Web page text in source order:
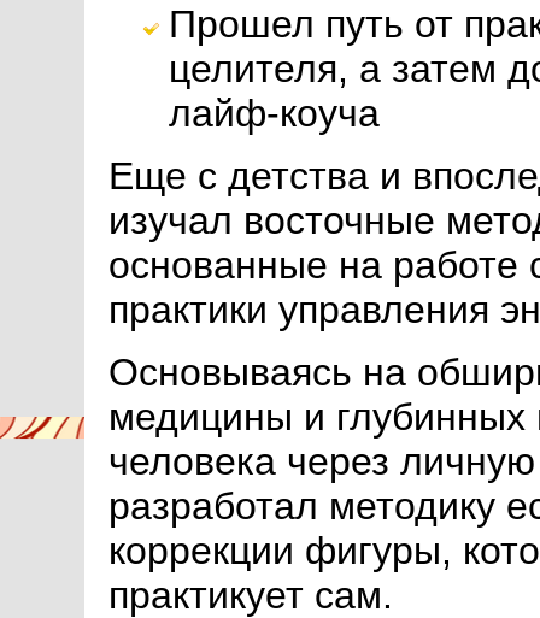
Прошел путь от
целителя, а затем
лайф-коуча
Еще с детства и
изучал восточные
основанные на работе
практики управления
Основываясь на
медицины и
человека через
разработал методику
коррекции фигуры,
практикует сам.